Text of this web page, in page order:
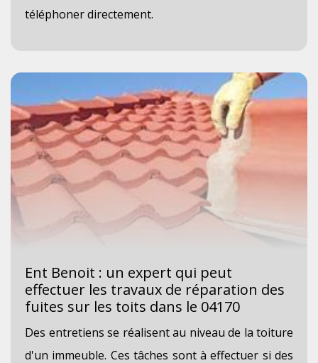
téléphoner directement.
Ent Benoit : un expert qui peut
effectuer les travaux de réparation des
fuites sur les toits dans le 04170
Des entretiens se réalisent au niveau de la toiture
d'un immeuble. Ces tâches sont à effectuer si des